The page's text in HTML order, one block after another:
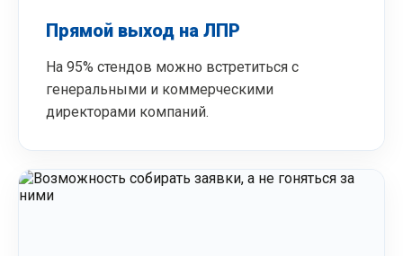
Прямой выход на ЛПР
На 95% стендов можно встретиться с
генеральными и коммерческими
директорами компаний.